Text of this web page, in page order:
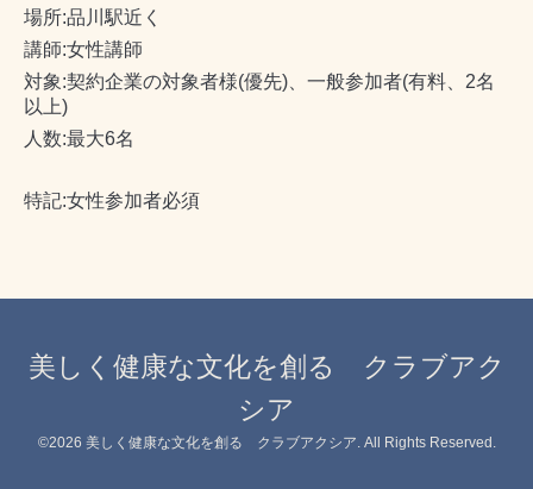
場所:品川駅近く
講師:女性講師
対象:契約企業の対象者様(優先)、一般参加者(有料、2名
以上)
人数:最大6名
特記:女性参加者必須
美しく健康な文化を創る クラブアク
シア
©2026 美しく健康な文化を創る クラブアクシア . All Rights Reserved.